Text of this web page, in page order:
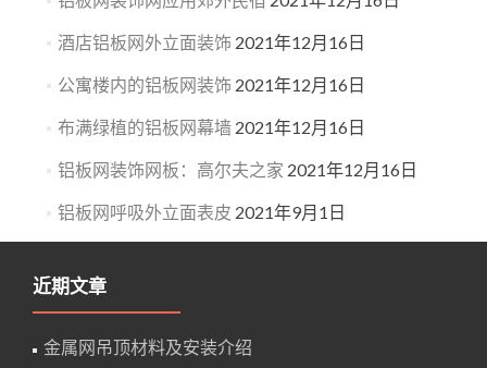
酒店铝板网外立面装饰 2021年12月16日
公寓楼内的铝板网装饰 2021年12月16日
布满绿植的铝板网幕墙 2021年12月16日
铝板网装饰网板：高尔夫之家 2021年12月16日
铝板网呼吸外立面表皮 2021年9月1日
近期文章
金属网吊顶材料及安装介绍